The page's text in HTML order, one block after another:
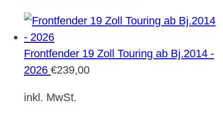
Frontfender 19 Zoll Touring ab Bj.2014 -
2026 €239,00
inkl. MwSt.